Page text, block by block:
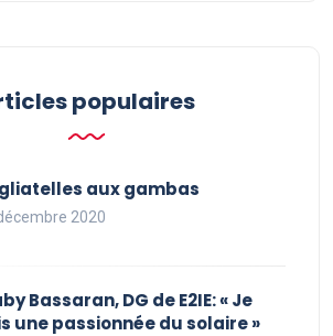
populaires
aux gambas
2020
Bassaran, DG de E2IE: « Je
une passionnée du solaire »